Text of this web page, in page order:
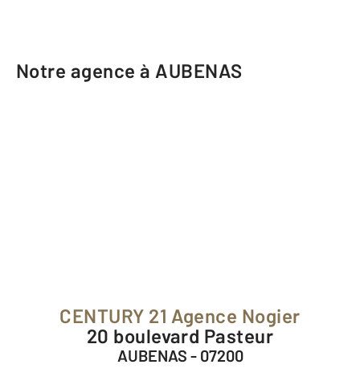
Notre agence à AUBENAS
CENTURY 21 Agence Nogier
20 boulevard Pasteur
AUBENAS - 07200